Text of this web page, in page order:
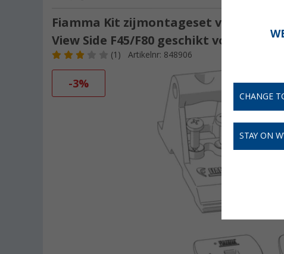
Fiamma Kit zijmontageset voor
View Side F45/F80 geschikt voor F80L
(1) Artikelnr: 848906
-3%
CHANGE
STAY ON